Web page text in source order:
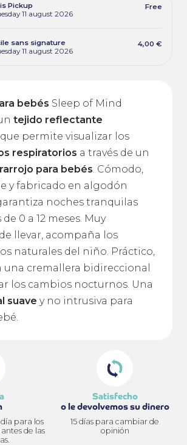
Pickup
11 august 2026
Free
sans signature
11 august 2026
4,00 €
bebés Sleep of Mind
tejido reflectante
que permite visualizar los
respiratorios a través de un
para bebés. Cómodo,
y fabricado en algodón
noches tranquilas
0 a 12 meses. Muy
llevar, acompaña los
naturales del niño. Práctico,
una cremallera bidireccional
los cambios nocturnos. Una
suave y no intrusiva para
para los
de las
Satisfecho
o le devolvemos su dinero
15 días para cambiar de
opinión